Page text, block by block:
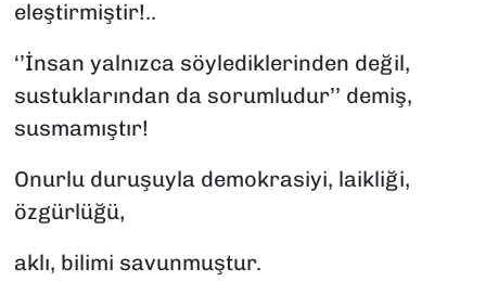
eleştirmiştir!..
‘’İnsan yalnızca söylediklerinden değil,
sustuklarından da sorumludur’’ demiş,
susmamıştır!
Onurlu duruşuyla demokrasiyi, laikliği,
özgürlüğü,
aklı, bilimi savunmuştur.